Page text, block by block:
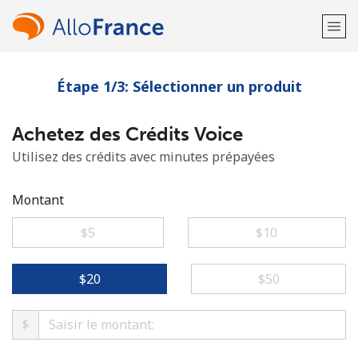
Bienvenue!
Vous avez déjà un compte?Connectez-vous →
Étape 1/3: Sélectionner un produit
Achetez des Crédits Voice
Utilisez des crédits avec minutes prépayées
Montant
⁦$5⁩
⁦$10⁩
⁦$20⁩ ⁦$50⁩
$